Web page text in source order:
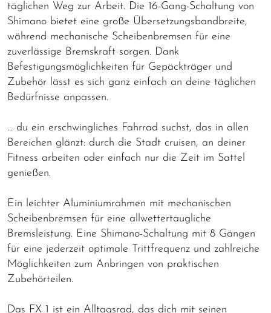
täglichen Weg zur Arbeit. Die 16-Gang-Schaltung von
Shimano bietet eine große Übersetzungsbandbreite,
während mechanische Scheibenbremsen für eine
zuverlässige Bremskraft sorgen. Dank
Befestigungsmöglichkeiten für Gepäckträger und
Zubehör lässt es sich ganz einfach an deine täglichen
Bedürfnisse anpassen.
… du ein erschwingliches Fahrrad suchst, das in allen
Bereichen glänzt: durch die Stadt cruisen, an deiner
Fitness arbeiten oder einfach nur die Zeit im Sattel
genießen.
Ein leichter Aluminiumrahmen mit mechanischen
Scheibenbremsen für eine allwettertaugliche
Bremsleistung. Eine Shimano-Schaltung mit 8 Gängen
für eine jederzeit optimale Trittfrequenz und zahlreiche
Möglichkeiten zum Anbringen von praktischen
Zubehörteilen.
Das FX 1 ist ein Alltagsrad, das dich mit seinen